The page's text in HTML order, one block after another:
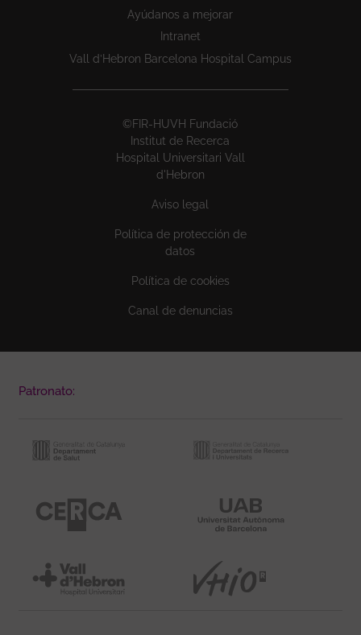
Ayúdanos a mejorar
Intranet
Vall d’Hebron Barcelona Hospital Campus
©FIR-HUVH Fundació
Institut de Recerca
Hospital Universitari Vall
d'Hebron
Aviso legal
Política de protección de
datos
Política de cookies
Canal de denuncias
Patronato: